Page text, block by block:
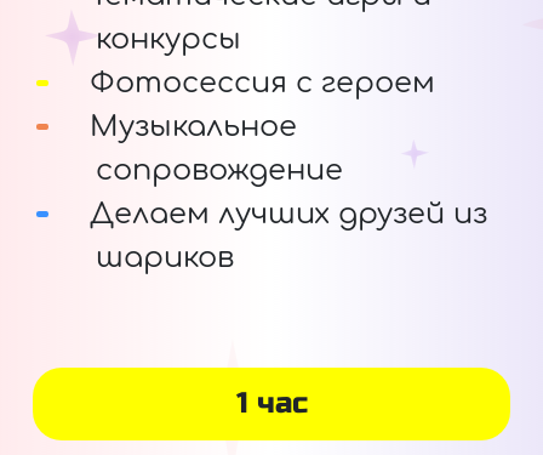
конкурсы
Фотосессия с героем
Музыкальное
сопровождение
Делаем лучших друзей из
шариков
1 час